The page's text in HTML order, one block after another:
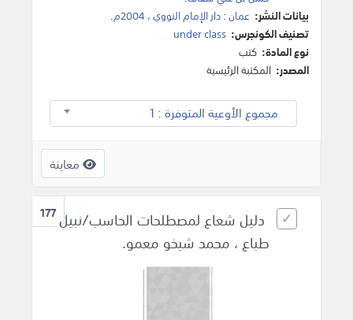
بيانات النشر: عمان:دار الإمام النووي، 2004م .
تصنيف الكونجرس: under class
نوع المادة: كتب
المصدر: المكتبة الرئيسية
مجموع الأوعية المتوفرة : 1
معاينة
177دليل شعاع لمصطلحات الحاسب/نبيل
طباع ، محمد شيخو معمو.